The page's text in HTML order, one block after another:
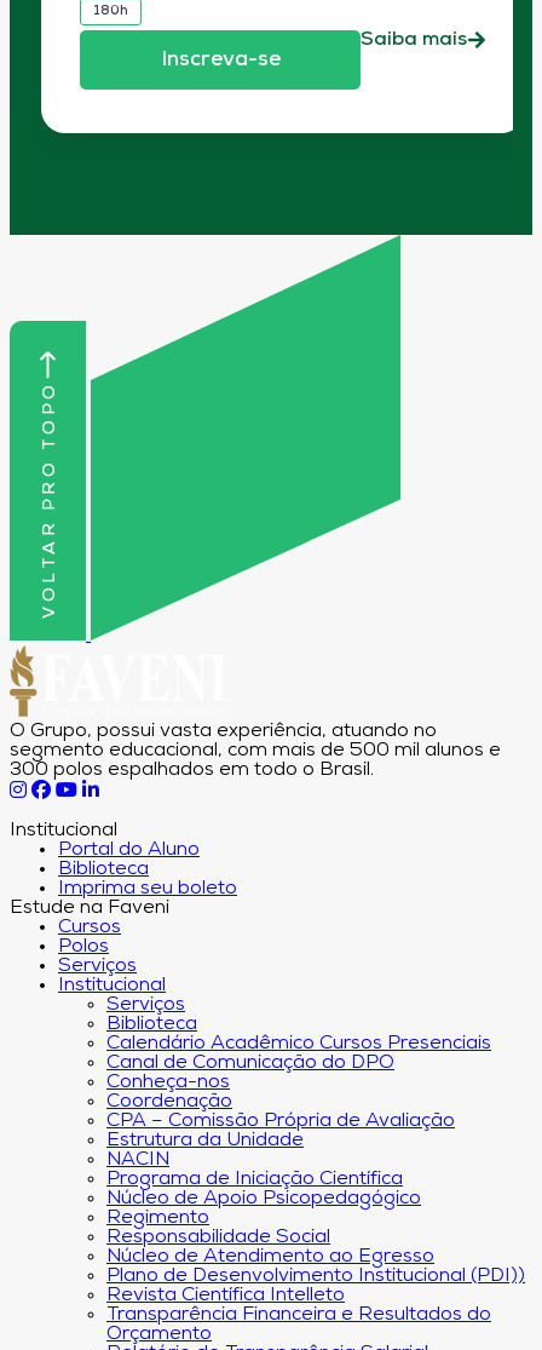
180h
Inscreva-se
Saiba mais
VOLTAR PRO TOPO
O Grupo, possui vasta experiência, atuando no
segmento educacional, com mais de 500 mil alunos e
300 polos espalhados em todo o Brasil.
Institucional
Portal do Aluno
Biblioteca
Imprima seu boleto
Estude na Faveni
Cursos
Polos
Serviços
Institucional
Serviços
Biblioteca
Calendário Acadêmico Cursos Presenciais
Canal de Comunicação do DPO
Conheça-nos
Coordenação
CPA – Comissão Própria de Avaliação
Estrutura da Unidade
NACIN
Programa de Iniciação Científica
Núcleo de Apoio Psicopedagógico
Regimento
Responsabilidade Social
Núcleo de Atendimento ao Egresso
Plano de Desenvolvimento Institucional (PDI))
Revista Científica Intelleto
Transparência Financeira e Resultados do
Orçamento